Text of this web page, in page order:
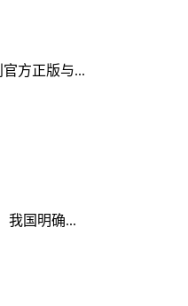
方正版与...
我国明确...